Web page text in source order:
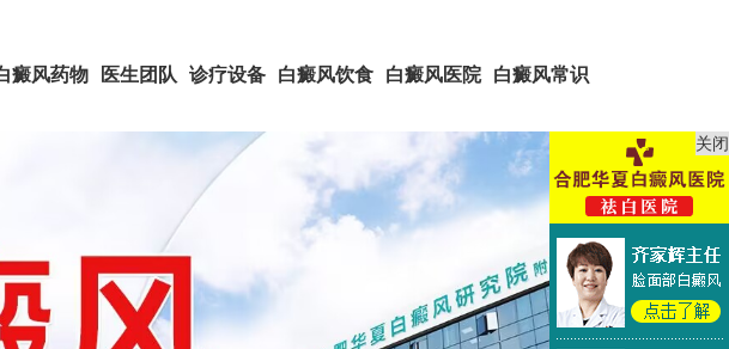
癜风药物 医生团队 诊疗设备 白癜风饮食 白癜风医院 白癜风常识
关闭